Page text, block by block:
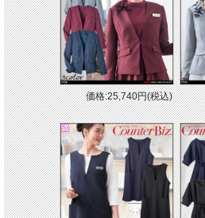
価格:25,740円(税込)